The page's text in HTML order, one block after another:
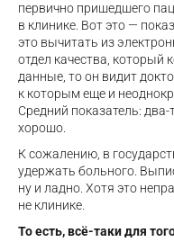
первично пришедшего
в клинике. Вот это —
это вычитать из
отдел качества, который
данные, то он видит
к которым еще и
Средний показатель: два-
хорошо.
К сожалению, в
удержать больного.
ну и ладно. Хотя это
не клинике.
То есть, всё-таки для